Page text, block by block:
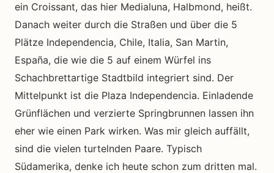
ein Croissant, das hier Medialuna, Halbmond, heißt.
Danach weiter durch die Straßen und über die 5
Plätze Independencia, Chile, Italia, San Martin,
España, die wie die 5 auf einem Würfel ins
Schachbrettartige Stadtbild integriert sind. Der
Mittelpunkt ist die Plaza Independencia. Einladende
Grünflächen und verzierte Springbrunnen lassen ihn
eher wie einen Park wirken. Was mir gleich auffällt,
sind die vielen turtelnden Paare. Typisch
Südamerika, denke ich heute schon zum dritten mal.